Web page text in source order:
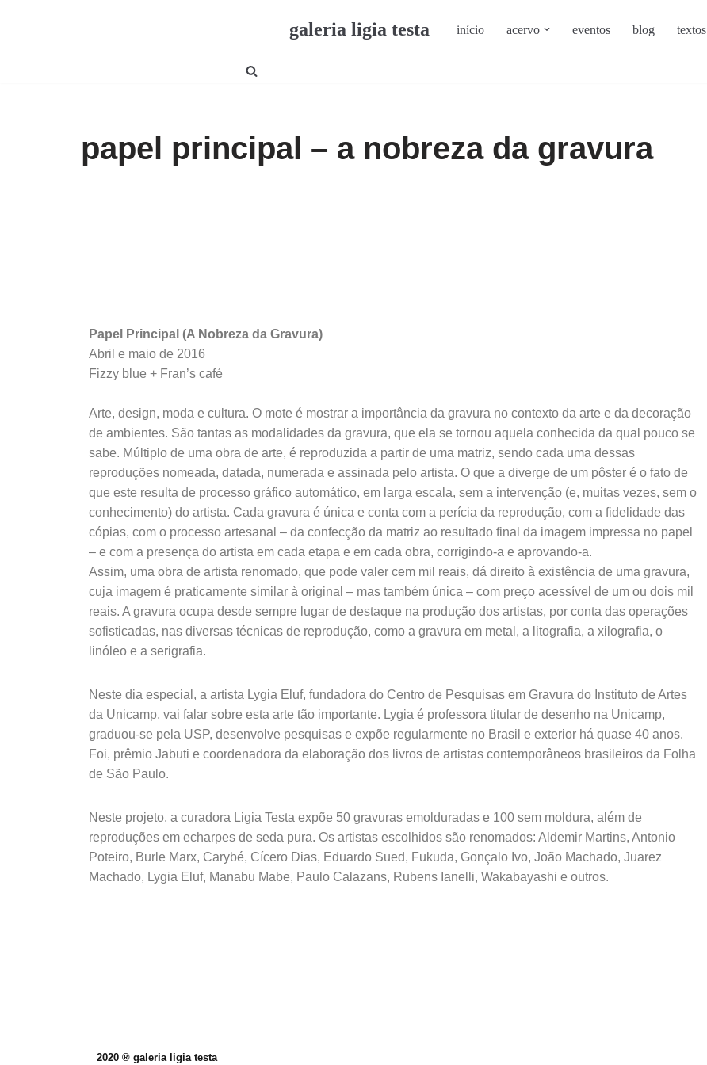
galeria ligia testa início acervo eventos blog textos
papel principal – a nobreza da gravura
Papel Principal (A Nobreza da Gravura)
Abril e maio de 2016
Fizzy blue + Fran’s café
Arte, design, moda e cultura. O mote é mostrar a importância da gravura no contexto da arte e da decoração
de ambientes. São tantas as modalidades da gravura, que ela se tornou aquela conhecida da qual pouco se
sabe. Múltiplo de uma obra de arte, é reproduzida a partir de uma matriz, sendo cada uma dessas
reproduções nomeada, datada, numerada e assinada pelo artista. O que a diverge de um pôster é o fato de
que este resulta de processo gráfico automático, em larga escala, sem a intervenção (e, muitas vezes, sem o
conhecimento) do artista. Cada gravura é única e conta com a perícia da reprodução, com a fidelidade das
cópias, com o processo artesanal – da confecção da matriz ao resultado final da imagem impressa no papel
– e com a presença do artista em cada etapa e em cada obra, corrigindo-a e aprovando-a.
Assim, uma obra de artista renomado, que pode valer cem mil reais, dá direito à existência de uma gravura,
cuja imagem é praticamente similar à original – mas também única – com preço acessível de um ou dois mil
reais. A gravura ocupa desde sempre lugar de destaque na produção dos artistas, por conta das operações
sofisticadas, nas diversas técnicas de reprodução, como a gravura em metal, a litografia, a xilografia, o
linóleo e a serigrafia.
Neste dia especial, a artista Lygia Eluf, fundadora do Centro de Pesquisas em Gravura do Instituto de Artes
da Unicamp, vai falar sobre esta arte tão importante. Lygia é professora titular de desenho na Unicamp,
graduou-se pela USP, desenvolve pesquisas e expõe regularmente no Brasil e exterior há quase 40 anos.
Foi, prêmio Jabuti e coordenadora da elaboração dos livros de artistas contemporâneos brasileiros da Folha
de São Paulo.
Neste projeto, a curadora Ligia Testa expõe 50 gravuras emolduradas e 100 sem moldura, além de
reproduções em echarpes de seda pura. Os artistas escolhidos são renomados: Aldemir Martins, Antonio
Poteiro, Burle Marx, Carybé, Cícero Dias, Eduardo Sued, Fukuda, Gonçalo Ivo, João Machado, Juarez
Machado, Lygia Eluf, Manabu Mabe, Paulo Calazans, Rubens Ianelli, Wakabayashi e outros.
2020 ® galeria ligia testa